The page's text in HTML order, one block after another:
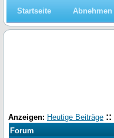
Startseite Abnehmen
Anzeigen: Heutige Beiträge ::
Forum